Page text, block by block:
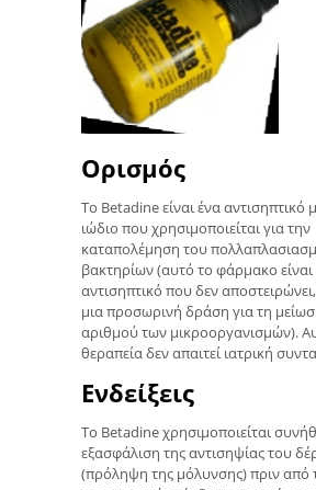
Ορισμός
Το Betadine είναι ένα αντισηπτικό
ιώδιο που χρησιμοποιείται για την
καταπολέμηση του
βακτηρίων (αυτό το φάρμακο είναι
αντισηπτικό που δεν
μια προσωρινή δράση για τη
αριθμού των μικροοργανισμών).
θεραπεία δεν απαιτεί ιατρική
Ενδείξεις
Το Betadine χρησιμοποιείται
εξασφάλιση της αντισηψίας του
(πρόληψη της μόλυνσης) πριν από